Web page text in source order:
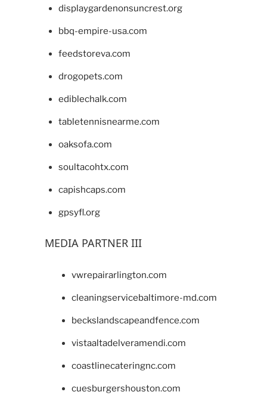
displaygardenonsuncrest.org
bbq-empire-usa.com
feedstoreva.com
drogopets.com
ediblechalk.com
tabletennisnearme.com
oaksofa.com
soultacohtx.com
capishcaps.com
gpsyfl.org
MEDIA PARTNER III
vwrepairarlington.com
cleaningservicebaltimore-md.com
beckslandscapeandfence.com
vistaaltadelveramendi.com
coastlinecateringnc.com
cuesburgershouston.com